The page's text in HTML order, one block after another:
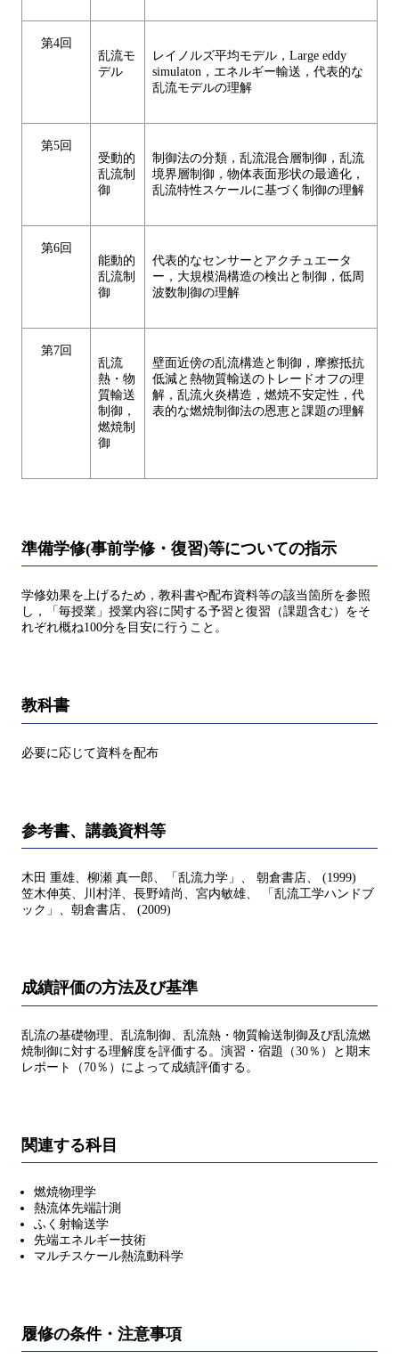
第4回
乱流モ
デル
レイノルズ平均モデル，Large eddy
simulaton，エネルギー輸送，代表的な
乱流モデルの理解
第5回
受動的
乱流制
御
制御法の分類，乱流混合層制御，乱流
境界層制御，物体表面形状の最適化，
乱流特性スケールに基づく制御の理解
第6回
能動的
乱流制
御
代表的なセンサーとアクチュエータ
ー，大規模渦構造の検出と制御，低周
波数制御の理解
第7回
乱流
熱・物
質輸送
制御，
燃焼制
御
壁面近傍の乱流構造と制御，摩擦抵抗
低減と熱物質輸送のトレードオフの理
解，乱流火炎構造，燃焼不安定性，代
表的な燃焼制御法の恩恵と課題の理解
準備学修(事前学修・復習)等についての指示
学修効果を上げるため，教科書や配布資料等の該当箇所を参照
し，「毎授業」授業内容に関する予習と復習（課題含む）をそ
れぞれ概ね100分を目安に行うこと。
教科書
必要に応じて資料を配布
参考書、講義資料等
木田 重雄、柳瀬 真一郎、「乱流力学」、 朝倉書店、 (1999)
笠木伸英、川村洋、長野靖尚、宮内敏雄、 「乱流工学ハンドブ
ック」、朝倉書店、 (2009)
成績評価の方法及び基準
乱流の基礎物理、乱流制御、乱流熱・物質輸送制御及び乱流燃
焼制御に対する理解度を評価する。演習・宿題（30％）と期末
レポート（70％）によって成績評価する。
関連する科目
燃焼物理学
熱流体先端計測
ふく射輸送学
先端エネルギー技術
マルチスケール熱流動科学
履修の条件・注意事項